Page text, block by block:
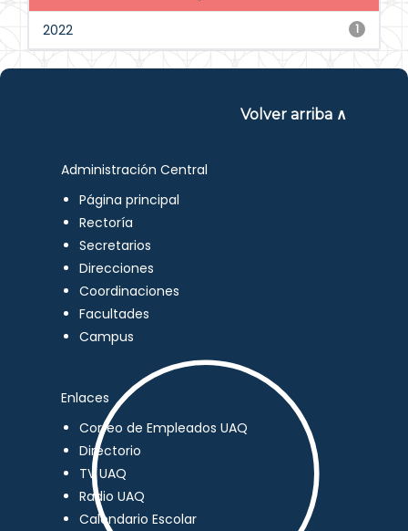
1
2022
Volver arriba ∧
Administración Central
Página principal
Rectoría
Secretarios
Direcciones
Coordinaciones
Facultades
Campus
Enlaces
Correo de Empleados UAQ
Directorio
TV UAQ
Radio UAQ
Calendario Escolar